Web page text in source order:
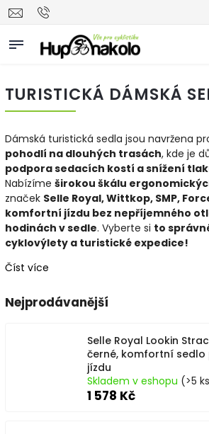
TURISTICKÁ DÁMSKÁ
Dámská turistická sedla jsou navržena
pohodlí na dlouhých trasách, kde je
podpora sedacích kostí a snížení
Nabízíme širokou škálu
značek Selle Royal, Wittkop, SMP,
komfortní jízdu bez nepříjemného
hodinách v sedle. Vyberte si to
cyklovýlety a turistické expedice!
Číst více
Nejprodávanější
Selle Royal Lookin
černé, komfortní
jízdu
Skladem v eshopu (>5
1 578 Kč